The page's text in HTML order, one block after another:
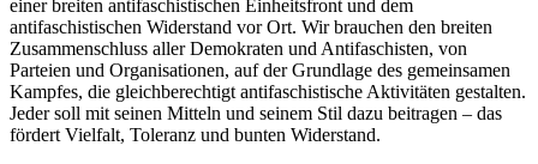
einer breiten antifaschistischen Einheitsfront und dem
antifaschistischen Widerstand vor Ort. Wir brauchen den breiten
Zusammenschluss aller Demokraten und Antifaschisten, von
Parteien und Organisationen, auf der Grundlage des gemeinsamen
Kampfes, die gleichberechtigt antifaschistische Aktivitäten gestalten.
Jeder soll mit seinen Mitteln und seinem Stil dazu beitragen – das
fördert Vielfalt, Toleranz und bunten Widerstand.